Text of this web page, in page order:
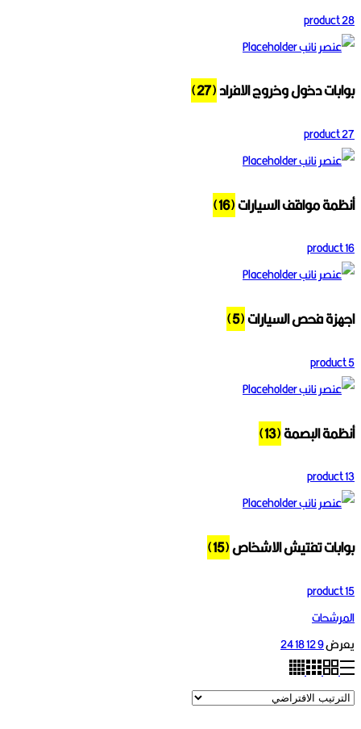
28 product
بوابات دخول وخروج الافراد(27)
27 product
أنظمة مواقف السيارات(16)
16 product
اجهزة فحص السيارات(5)
5 product
أنظمة البصمة(13)
13 product
بوابات تفتيش الاشخاص(15)
15 product
المرشحات
يعرض9
12
18
24